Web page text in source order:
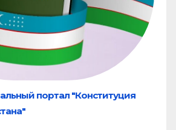
портал "Конституция